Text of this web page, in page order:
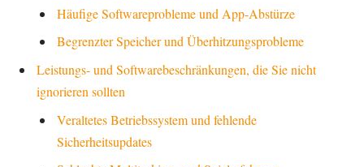
Häufige Softwareprobleme und App-Abstürze
Begrenzter Speicher und Überhitzungsprobleme
Leistungs- und Softwarebeschränkungen, die Sie nicht
ignorieren sollten
Veraltetes Betriebssystem und fehlende
Sicherheitsupdates